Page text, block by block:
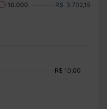
10.000 R$ 3.702,15
R$ 10,00